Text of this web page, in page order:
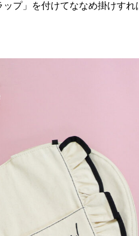
ップ」を付けてななめ掛けす